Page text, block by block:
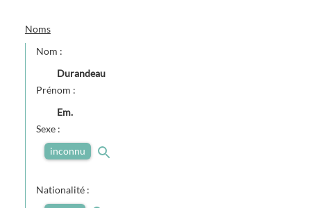
Noms
Nom :
Durandeau
Prénom :
Em.
Sexe :
inconnu
Nationalité :